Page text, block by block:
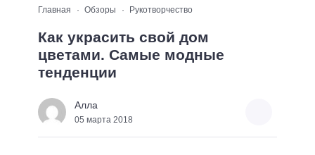
Главная Обзоры Рукотворчество
Как украсить свой дом
цветами. Самые модные
тенденции
Алла
05 марта 2018